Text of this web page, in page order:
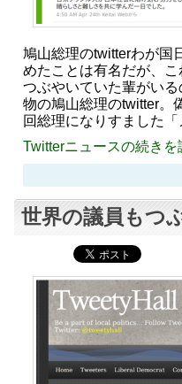
鳩山総理のtwitterわが国
めたことは有名だが、こ
つぶやいていた輩がい
物の鳩山総理のtwitter。
回総理になりすました
Twitterニュースの続きを
世界の議員もつ